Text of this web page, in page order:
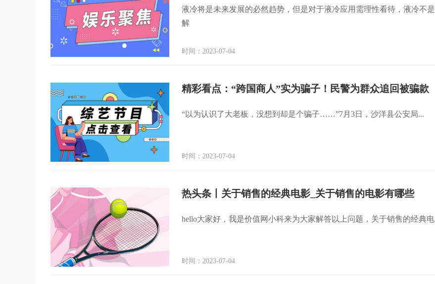
液冷将是未来发展的必然趋势，但是对于液冷应用需理性看待，液冷不是
解
时间：2023-07-04
精彩看点：“跨国商人”实为骗子！民警为群众追回被骗款
“以为认识了大老板，没想到却是个骗子……”7月3日，沙洋县公安局...
时间：2023-07-04
热头条丨关于销售的经典电影_关于销售的电影有哪些
hello大家好，我是价值网小科来为大家解答以上问题，关于销售的经典电
时间：2023-07-04